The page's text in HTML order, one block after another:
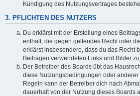
Kündigung des Nutzungsvertrages
3. PFLICHTEN DES NUTZERS
Du erklärst mit der Erstellung eines
enthält, die gegen geltendes Recht oder
erklärst insbesondere, dass du das Recht
Beiträgen verwendeten Links und Bilder
Der Betreiber des Boards übt das
diese Nutzungsbedingungen oder anderer
Regeln kann der Betreiber dich nach
dauerhaft von der Nutzung dieses Boards